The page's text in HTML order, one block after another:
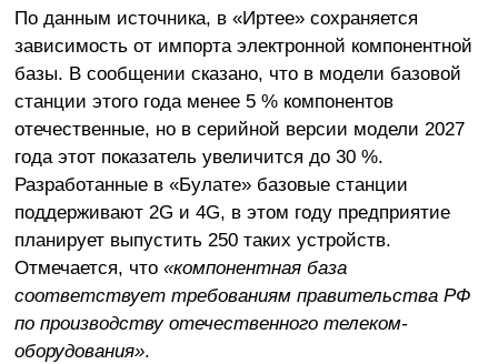
По данным источника, в «Иртее» сохраняется
зависимость от импорта электронной компонентной
базы. В сообщении сказано, что в модели базовой
станции этого года менее 5 % компонентов
отечественные, но в серийной версии модели 2027
года этот показатель увеличится до 30 %.
Разработанные в «Булате» базовые станции
поддерживают 2G и 4G, в этом году предприятие
планирует выпустить 250 таких устройств.
Отмечается, что «компонентная база
соответствует требованиям правительства РФ
по производству отечественного телеком-
оборудования».